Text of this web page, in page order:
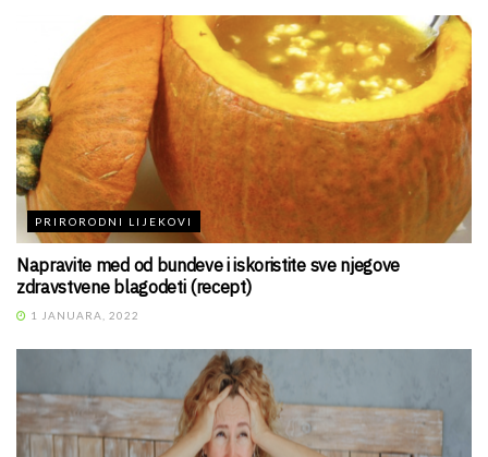
PRIRORODNI LIJEKOVI
Napravite med od bundeve i iskoristite sve njegove
zdravstvene blagodeti (recept)
1 JANUARA, 2022